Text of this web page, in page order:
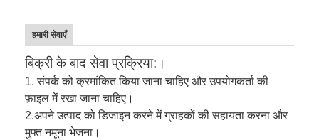
हमारी सेवाएँ
बिक्री के बाद सेवा प्रक्रिया:।
1. संपर्क को क्रमांकित किया जाना चाहिए और उपयोगकर्ता की
फ़ाइल में रखा जाना चाहिए।
2.अपने उत्पाद को डिजाइन करने में ग्राहकों की सहायता करना और
मुफ्त नमूना भेजना।